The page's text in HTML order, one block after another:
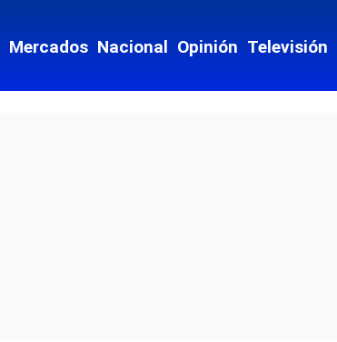
Mercados Nacional Opinión Televisión